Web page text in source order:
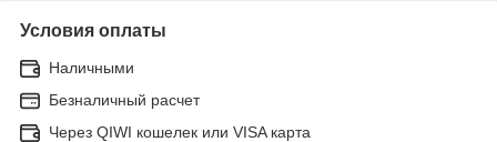
Условия оплаты
Наличными
Безналичный расчет
Через QIWI кошелек или VISA карта